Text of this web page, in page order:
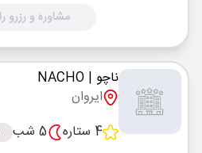
مشاوره و رزرو
ناچو | NACHO
ایروان
4 ستاره
5 شب